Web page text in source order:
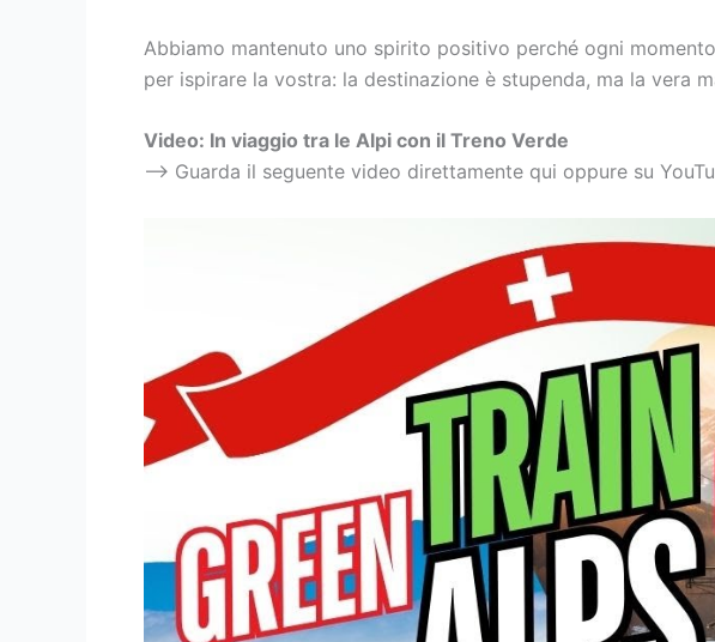
Abbiamo mantenuto uno spirito positivo perché ogni
per ispirare la vostra: la destinazione è stupenda, ma la vera
Video: In viaggio tra le Alpi con il Treno Verde
–> Guarda il seguente video direttamente qui oppure su